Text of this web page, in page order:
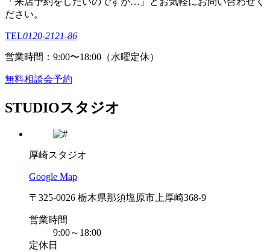
ださい。
TEL0120-2121-86
営業時間：9:00〜18:00（⽔曜定休）
無料相談会予約
STUDIOスタジオ
厚崎スタジオ
Google Map
〒325-0026 栃木県那須塩原市上厚崎368-9
営業時間
9:00～18:00
定休日